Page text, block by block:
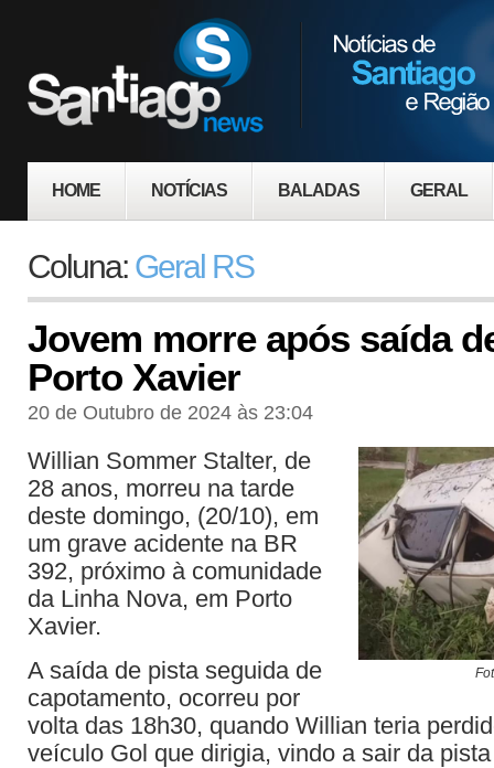
HOME NOTÍCIAS BALADAS GERAL
Coluna: Geral RS
Jovem morre após saída
Porto Xavier
20 de Outubro de 2024 às 23:04
Willian Sommer Stalter, de
28 anos, morreu na tarde
deste domingo, (20/10), em
um grave acidente na BR
392, próximo à comunidade
da Linha Nova, em Porto
Xavier.
A saída de pista seguida de
capotamento, ocorreu por
volta das 18h30, quando Willian teria
veículo Gol que dirigia, vindo a sair da